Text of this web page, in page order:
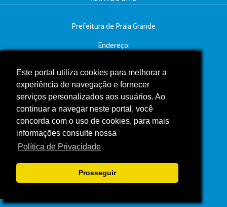
Este portal utiliza cookies para melhorar a
experiência de navegação e fornecer
serviços personalizados aos usuários. Ao
continuar a navegar neste portal, você
concorda com o uso de cookies, para mais
informações consulte nossa
Política de Privacidade
Prosseguir
Prefeitura de Praia Grande
Endereço:
CEP: 11704-900
Telefone:(13) 3496-2000
Atendimento: segunda a sexta - das 9h às 16h
Assessoria de Imprensa
ACOMPANHE A PREFEITURA NAS REDES SOCIAIS